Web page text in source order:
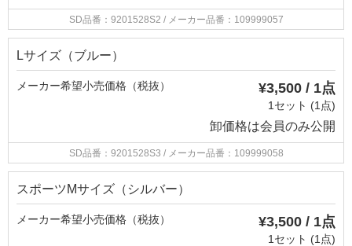
SD品番：9201528S2 / メーカー品番：109999057
Lサイズ（ブルー）
メーカー希望小売価格（税抜） ¥3,500 / 1点
1セット (1点)
卸価格は会員のみ公開
SD品番：9201528S3 / メーカー品番：109999058
スポーツMサイズ（シルバー）
メーカー希望小売価格（税抜） ¥3,500 / 1点
1セット (1点)